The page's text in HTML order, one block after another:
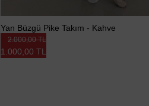
Yan Büzgü Pike Takım - Kahve
1.000,00 TL
2.000,00 TL